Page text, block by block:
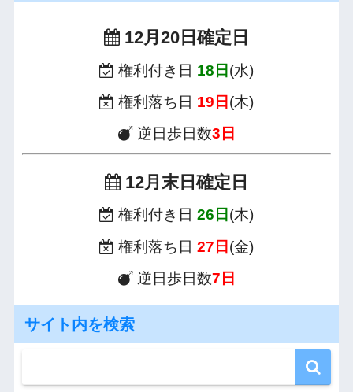
12月20日確定日
権利付き日 18日 (水)
権利落ち日 19日 (木)
逆日歩日数3日
12月末日確定日
権利付き日 26日 (木)
権利落ち日 27日 (金)
逆日歩日数7日
サイト内を検索